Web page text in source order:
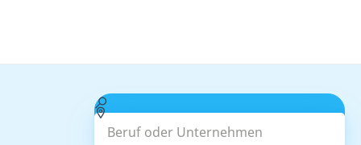
Beruf oder Unternehmen
Suchen